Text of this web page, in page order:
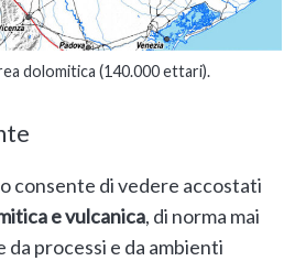
dolomitica (140.000 ettari).
consente di vedere accostati
e vulcanica, di norma mai
processi e da ambienti